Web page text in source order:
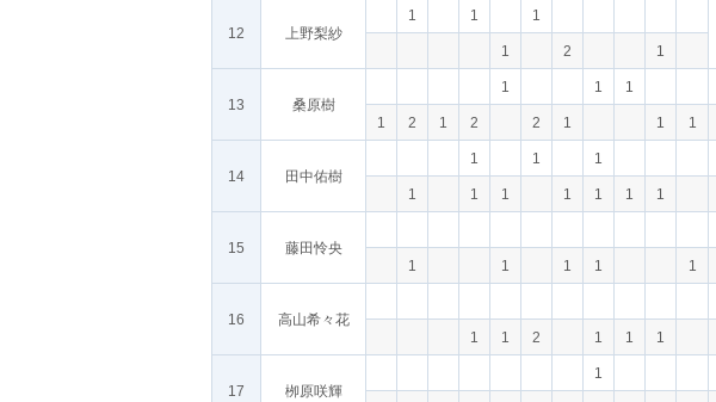
12 上野梨紗
1 1 1
1
2 1
13 桑原樹
1 1 1
1
2 1 2 2 1 1 1
14 田中佑樹
1 1 1
1
1 1 1 1 1 1
15 藤田怜央
1
1 1 1 1
16 高山希々花
1
1 2 1 1 1
17 栁原咲輝
1